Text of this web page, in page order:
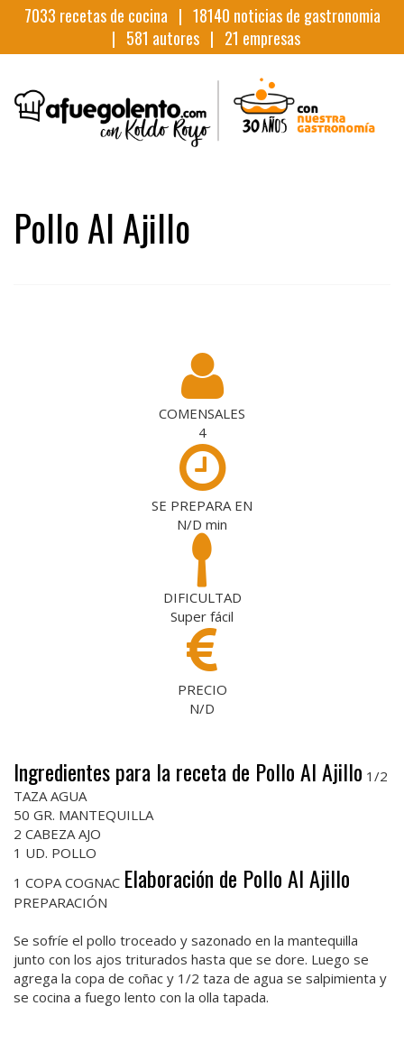
7033 recetas de cocina | 18140 noticias de gastronomia
| 581 autores | 21 empresas
Pollo Al Ajillo
COMENSALES
4
SE PREPARA EN
N/D min
DIFICULTAD
Super fácil
PRECIO
N/D
Ingredientes para la receta de Pollo Al Ajillo 1/2
TAZA AGUA
50 GR. MANTEQUILLA
2 CABEZA AJO
1 UD. POLLO
1 COPA COGNAC Elaboración de Pollo Al Ajillo
PREPARACIÓN
Se sofríe el pollo troceado y sazonado en la mantequilla
junto con los ajos triturados hasta que se dore. Luego se
agrega la copa de coñac y 1/2 taza de agua se salpimienta y
se cocina a fuego lento con la olla tapada.